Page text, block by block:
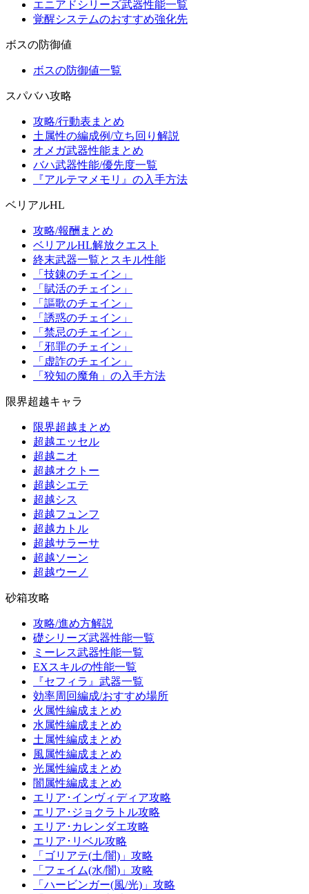
エニアドシリーズ武器性能一覧
覚醒システムのおすすめ強化先
ボスの防御値
ボスの防御値一覧
スパバハ攻略
攻略/行動表まとめ
土属性の編成例/立ち回り解説
オメガ武器性能まとめ
バハ武器性能/優先度一覧
『アルテマメモリ』の入手方法
ベリアルHL
攻略/報酬まとめ
ベリアルHL解放クエスト
終末武器一覧とスキル性能
「技錬のチェイン」
「賦活のチェイン」
「謳歌のチェイン」
「誘惑のチェイン」
「禁忌のチェイン」
「邪罪のチェイン」
「虚詐のチェイン」
「狡知の魔角」の入手方法
限界超越キャラ
限界超越まとめ
超越エッセル
超越ニオ
超越オクトー
超越シエテ
超越シス
超越フュンフ
超越カトル
超越サラーサ
超越ソーン
超越ウーノ
砂箱攻略
攻略/進め方解説
礎シリーズ武器性能一覧
ミーレス武器性能一覧
EXスキルの性能一覧
『セフィラ』武器一覧
効率周回編成/おすすめ場所
火属性編成まとめ
水属性編成まとめ
土属性編成まとめ
風属性編成まとめ
光属性編成まとめ
闇属性編成まとめ
エリア･インヴィディア攻略
エリア･ジョクラトル攻略
エリア･カレンダエ攻略
エリア･リベル攻略
「ゴリアテ(土/闇)」攻略
「フェイム(水/闇)」攻略
「ハービンガー(風/光)」攻略